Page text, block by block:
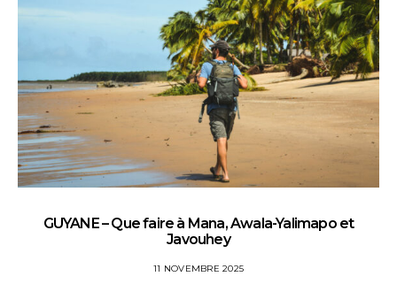
GUYANE – Que faire à Mana, Awala-Yalimapo et
Javouhey
11 NOVEMBRE 2025